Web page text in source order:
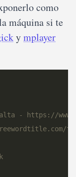
como
máquina si te
ymplayer
- https://